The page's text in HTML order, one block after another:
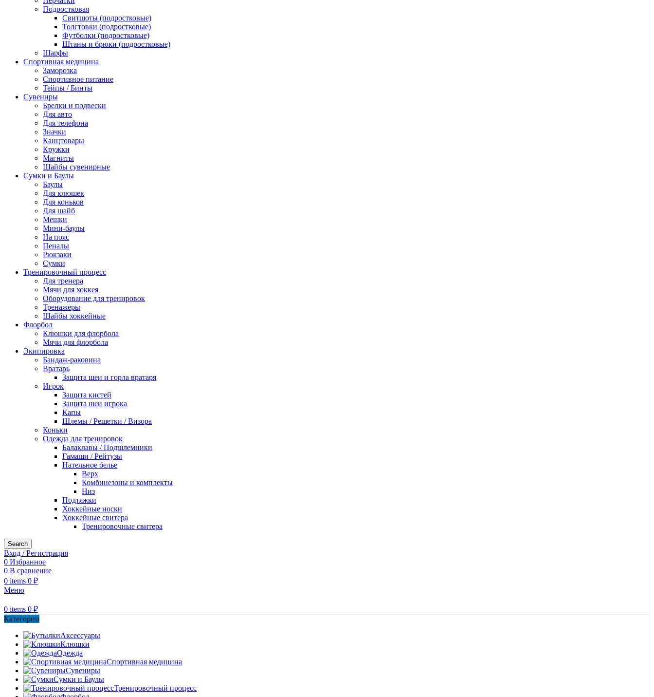
Подростковая
Свитшоты (подростковые)
Толстовки (подростковые)
Футболки (подростковые)
Штаны и брюки (подростковые)
Шарфы
Спортивная медицина
Заморозка
Спортивное питание
Тейпы / Бинты
Сувениры
Брелки и подвески
Для авто
Для телефона
Значки
Канцтовары
Кружки
Магниты
Шайбы сувенирные
Сумки и Баулы
Баулы
Для клюшек
Для коньков
Для шайб
Мешки
Мини-баулы
На пояс
Пеналы
Рюкзаки
Сумки
Тренировочный процесс
Для тренера
Мячи для хоккея
Оборудование для тренировок
Тренажеры
Шайбы хоккейные
Флорбол
Клюшки для флорбола
Мячи для флорбола
Экипировка
Бандаж-раковина
Вратарь
Защита шеи и горла вратаря
Игрок
Защита кистей
Защита шеи игрока
Капы
Шлемы / Решетки / Визора
Коньки
Одежда для тренировок
Балаклавы / Подшлемники
Гамаши / Рейтузы
Нательное белье
Верх
Комбинезоны и комплекты
Низ
Подтяжки
Хоккейные носки
Хоккейные свитера
Тренировочные свитера
Search
Вход / Регистрация
0 Избранное
0 В сравнение
0 items 0 ₽
Меню
0 items 0 ₽
Категории
Аксессуары
Клюшки
Одежда
Спортивная медицина
Сувениры
Сумки и Баулы
Тренировочный процесс